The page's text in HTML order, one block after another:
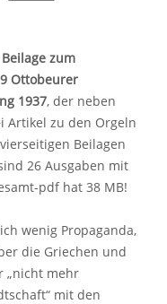
zum
Ottobeurer
1937, der neben
Artikel zu den Orgeln
Beilagen
26 Ausgaben mit
pdf hat 38 MB!
wenig Propaganda,
die Griechen und
„nicht mehr
mit den